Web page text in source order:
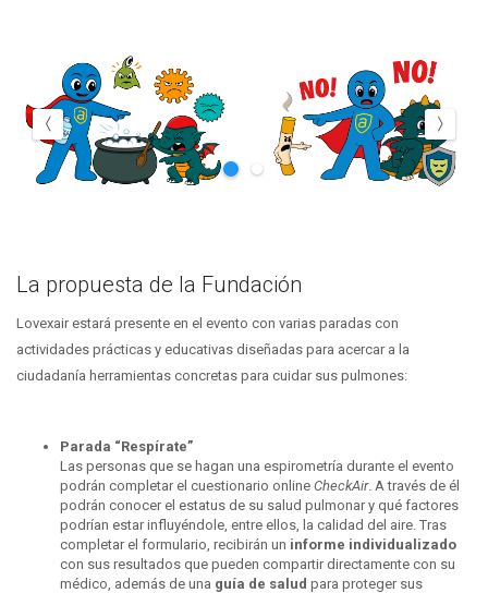
La propuesta de la Fundación
Lovexair estará presente en el evento con varias paradas con
actividades prácticas y educativas diseñadas para acercar a la
ciudadanía herramientas concretas para cuidar sus pulmones:
Parada “Respírate”
Las personas que se hagan una espirometría durante el evento
podrán completar el cuestionario online CheckAir. A través de él
podrán conocer el estatus de su salud pulmonar y qué factores
podrían estar influyéndole, entre ellos, la calidad del aire. Tras
completar el formulario, recibirán un informe individualizado
con sus resultados que pueden compartir directamente con su
médico, además de una guía de salud para proteger sus